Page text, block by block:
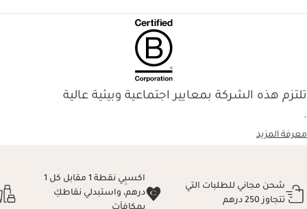
تلتزم هذه الشركة بمعايير اجتماعية وبيئية عالية
.
معرفة المزيد
شحن مجاني للطلبات التي
تتجاوز 250 درهم
اكسبِي نقطة 1 مقابل كل 1
درهم، واستبدلي نقاطكِ